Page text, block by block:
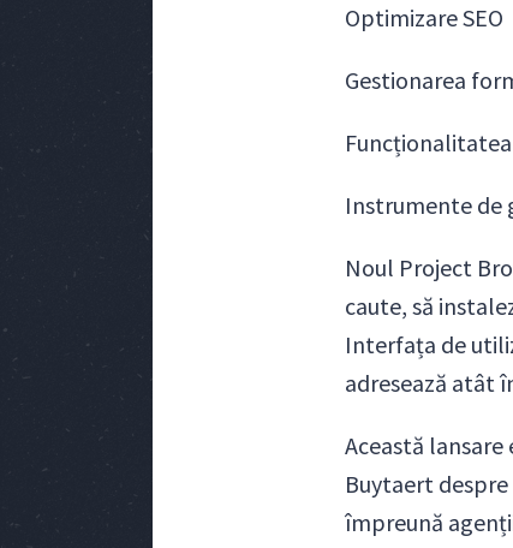
Optimizare SEO
Gestionarea
Instrumente de
Noul Project
caute, să
Interfața de
adresează atât
Această
Buytaert
împreună